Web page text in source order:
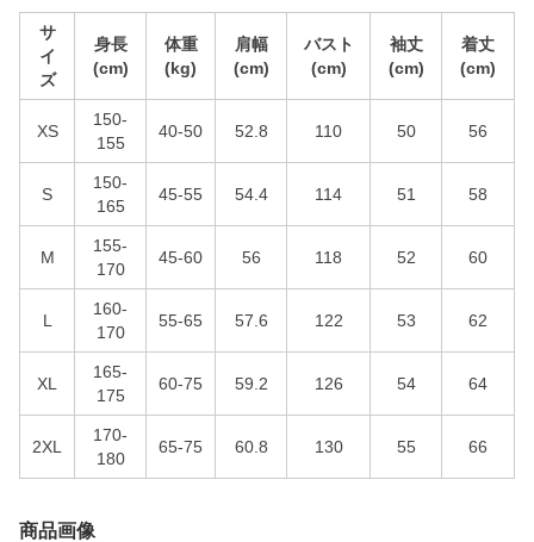
サ
イ
ズ
身長
(cm)
体重
(kg)
肩幅
(cm)
バスト
(cm)
袖丈
(cm)
着丈
(cm)
XS
150-
155
40-50 52.8 110 50 56
S
150-
165
45-55 54.4 114 51 58
M
155-
170
45-60 56 118 52 60
L
160-
170
55-65 57.6 122 53 62
XL
165-
175
60-75 59.2 126 54 64
2XL
170-
180
65-75 60.8 130 55 66
商品画像